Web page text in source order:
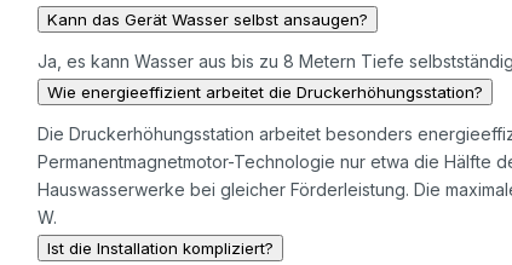
Kann das Gerät Wasser selbst ansaugen?
Ja, es kann Wasser aus bis zu 8 Metern Tiefe
Wie energieeffizient arbeitet die Druckerhöhungsstation?
Die Druckerhöhungsstation arbeitet besonders
Permanentmagnetmotor-Technologie nur etwa die Hälfte
Hauswasserwerke bei gleicher Förderleistung. Die
W.
Ist die Installation kompliziert?